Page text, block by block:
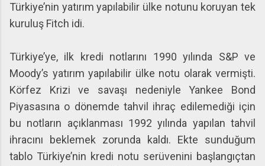
Türkiye’nin yatırım yapılabilir ülke notunu koruyan tek
kuruluş Fitch idi.
Türkiye’ye, ilk kredi notlarını 1990 yılında S&P ve
Moody’s yatırım yapılabilir ülke notu olarak vermişti.
Körfez Krizi ve savaşı nedeniyle Yankee Bond
Piyasasına o dönemde tahvil ihraç edilemediği için
bu notların açıklanması 1992 yılında yapılan tahvil
ihracını beklemek zorunda kaldı. Ekte sunduğum
tablo Türkiye’nin kredi notu serüvenini başlangıçtan